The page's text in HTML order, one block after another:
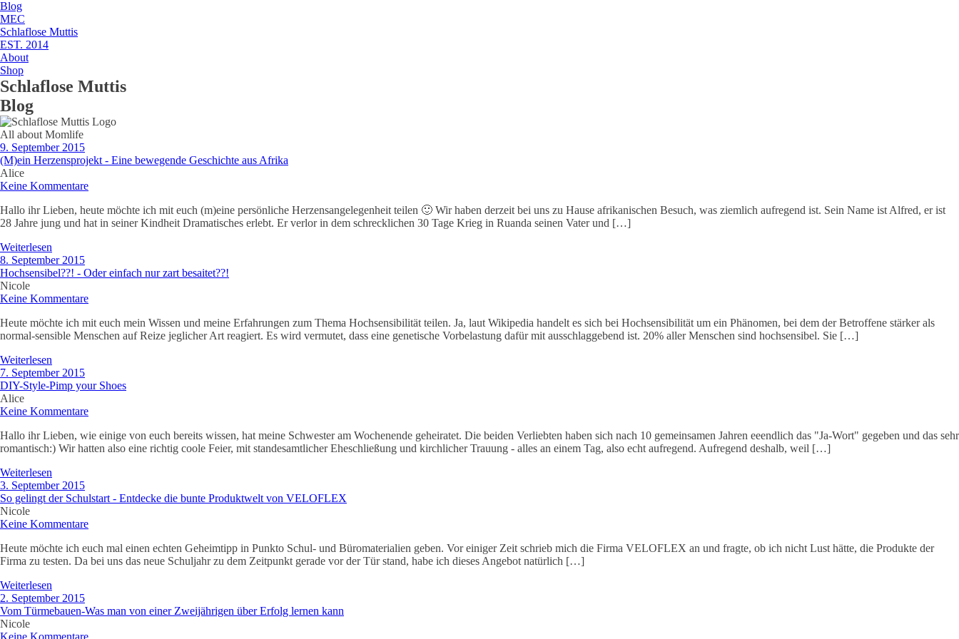
Blog
MEC
Schlaflose Muttis
EST. 2014
About
Shop
Schlaflose Muttis
Blog
All about Momlife
9. September 2015
(M)ein Herzensprojekt - Eine bewegende Geschichte aus Afrika
Alice
Keine Kommentare
Hallo ihr Lieben, heute möchte ich mit euch (m)eine persönliche Herzensangelegenheit teilen 🙂 Wir haben derzeit bei uns zu Hause afrikanischen Besuch, was ziemlich aufregend ist. Sein Name ist Alfred, er ist
28 Jahre jung und hat in seiner Kindheit Dramatisches erlebt. Er verlor in dem schrecklichen 30 Tage Krieg in Ruanda seinen Vater und […]
Weiterlesen
8. September 2015
Hochsensibel??! - Oder einfach nur zart besaitet??!
Nicole
Keine Kommentare
Heute möchte ich mit euch mein Wissen und meine Erfahrungen zum Thema Hochsensibilität teilen. Ja, laut Wikipedia handelt es sich bei Hochsensibilität um ein Phänomen, bei dem der Betroffene stärker als
normal-sensible Menschen auf Reize jeglicher Art reagiert. Es wird vermutet, dass eine genetische Vorbelastung dafür mit ausschlaggebend ist. 20% aller Menschen sind hochsensibel. Sie […]
Weiterlesen
7. September 2015
DIY-Style-Pimp your Shoes
Alice
Keine Kommentare
Hallo ihr Lieben, wie einige von euch bereits wissen, hat meine Schwester am Wochenende geheiratet. Die beiden Verliebten haben sich nach 10 gemeinsamen Jahren eeendlich das "Ja-Wort" gegeben und das sehr
romantisch:) Wir hatten also eine richtig coole Feier, mit standesamtlicher Eheschließung und kirchlicher Trauung - alles an einem Tag, also echt aufregend. Aufregend deshalb, weil […]
Weiterlesen
3. September 2015
So gelingt der Schulstart - Entdecke die bunte Produktwelt von VELOFLEX
Nicole
Keine Kommentare
Heute möchte ich euch mal einen echten Geheimtipp in Punkto Schul- und Büromaterialien geben. Vor einiger Zeit schrieb mich die Firma VELOFLEX an und fragte, ob ich nicht Lust hätte, die Produkte der
Firma zu testen. Da bei uns das neue Schuljahr zu dem Zeitpunkt gerade vor der Tür stand, habe ich dieses Angebot natürlich […]
Weiterlesen
2. September 2015
Vom Türmebauen-Was man von einer Zweijährigen über Erfolg lernen kann
Nicole
Keine Kommentare